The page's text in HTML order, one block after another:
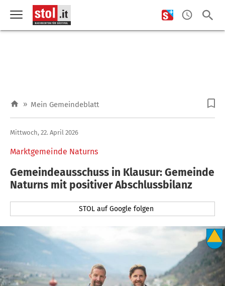
» Mein Gemeindeblatt
Marktgemeinde Naturns
Mittwoch, 22. April 2026
Gemeindeausschuss in Klausur: Gemeinde
Naturns mit positiver Abschlussbilanz
STOL auf Google folgen